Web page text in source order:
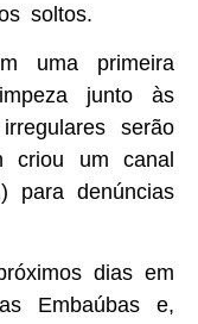
soltos.
uma primeira
junto às
serão
criou um canal
para denúncias
dias em
Embaúbas e,